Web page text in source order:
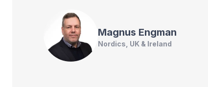
Magnus Engman
Nordics, UK & Ireland